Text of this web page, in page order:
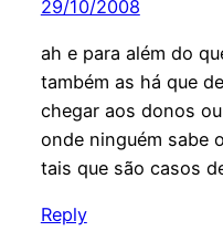
29/10/2008
ah e para além do
também as há que
chegar aos donos
onde ninguém sabe
tais que são casos
Reply